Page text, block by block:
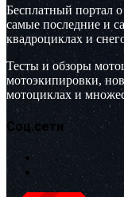
Бесплатный портал
самые последние и
квадроциклах и
Тесты и обзоры
мотоэкипировки,
мотоциклах и
Соц.сети